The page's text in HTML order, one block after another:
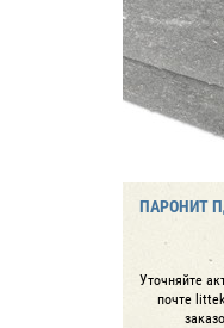
ПАРОНИТ
Уточняйте
почте